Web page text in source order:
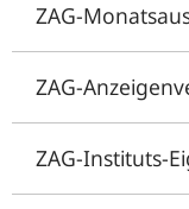
ZAG-
ZAG-
ZAG-Instituts-